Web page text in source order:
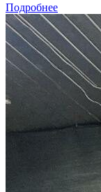
Подробнее